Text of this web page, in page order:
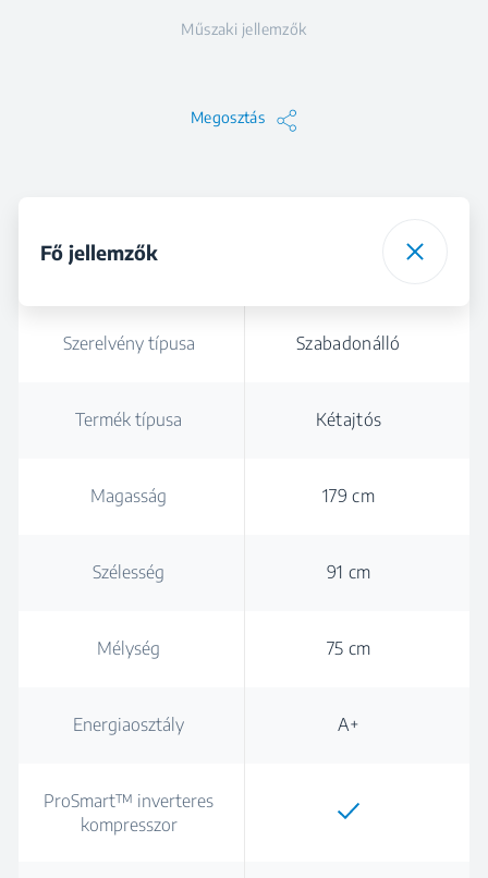
Műszaki jellemzők
Megosztás
Fő jellemzők
Szerelvény típusa Szabadonálló
Termék típusa Kétajtós
Magasság 179 cm
Szélesség 91 cm
Mélység 75 cm
Energiaosztály A+
ProSmart™ inverteres
kompresszor